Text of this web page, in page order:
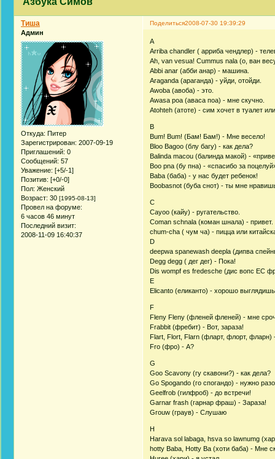
Поделиться2008-07-30 19:39:29
Тиша
Админ
Откуда: Питер
Зарегистрирован: 2007-09-19
Приглашений: 0
Сообщений: 57
Уважение: [+5/-1]
Позитив: [+0/-0]
Пол: Женский
Возраст: 30 [1995-08-13]
Провел на форуме:
6 часов 46 минут
Последний визит:
2008-11-09 16:40:37
A
Arriba chandler ( арриба чендлер) -
Ah, van vesua! Cummus nala (о, ван
Abbi anar (абби анар) - машина.
Araganda (араганда) - уйди, отойди.
Awoba (авоба) - это.
Awasa poa (аваса поа) - мне скучно.
Atohteh (атоте) - сим хочет в туалет
B
Bum! Bum! (Бам! Бам!) - Мне весело!
Bloo Bagoo (блу багу) - как дела?
Balinda macou (балинда макой) -
Boo pna (бу пна) - «спасибо за
Baba (баба) - у нас будет ребенок!
Boobasnot (буба снот) - ты мне
С
Cayoo (кайу) - ругательство.
Coman schnala (коман шнала) - привет.
chum-cha ( чум ча) - пицца или
D
deepwa spanewash deepla (дипва
Degg degg ( дег дег) - Пока!
Dis wompf es fredesche (дис вопс ЕС
E
Elicanto (еликанто) - хорошо
F
Fleny Fleny (фленей фленей) - мне
Frabbit (фребит) - Вот, зараза!
Flart, Flort, Flarn (фларт, флорт, фларн)
Fro (фро) - А?
G
Goo Scavony (гу скавони?) - как дела?
Go Spogando (го спогандо) - нужно
Geelfrob (гилфроб) - до встречи!
Garnar frash (гарнар фраш) - Зараза!
Grouw (граув) - Слушаю
H
Harava sol labaga, hsva so lawnumg
hotty Baba, Hotty Ba (хоти баба) - Мне